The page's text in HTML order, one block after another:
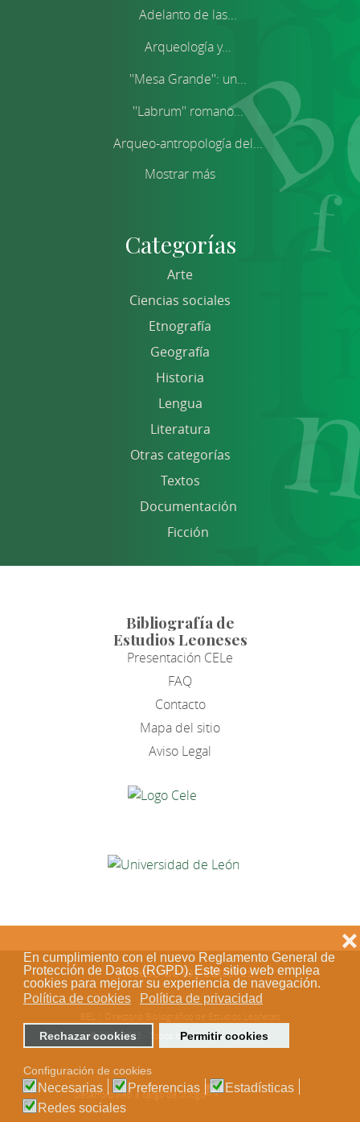
En cumplimiento con el nuevo Reglamento General de
Protección de Datos (RGPD). Este sitio web emplea
cookies para mejorar su experiencia de navegación.
Política de cookies
Política de privacidad
Rechazar cookies Permitir cookies
❌
Configuración de cookies
Necesarias Preferencias
Estadísticas
Redes sociales
Adelanto de las...
Arqueología y...
''Mesa Grande'': un...
''Labrum'' romano...
Arqueo-antropología del...
Mostrar más
Categorías
Arte
Ciencias sociales
Etnografía
Geografía
Historia
Lengua
Literatura
Otras categorías
Textos
Documentación
Ficción
Bibliografía de
Estudios Leoneses
Presentación CELe
FAQ
Contacto
Mapa del sitio
Aviso Legal
Acceso de los editores
© 2018-2023 - Todos los derechos reservados
Desarrollo web a cargo de Stílogo